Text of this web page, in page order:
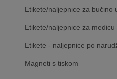
Etikete/naljepnice za bučino
Etikete/naljepnice za medicu
Etikete - naljepnice po
Magneti s tiskom